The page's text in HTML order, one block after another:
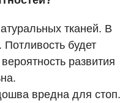
тканей. В
будет
развития
вредна для стоп.